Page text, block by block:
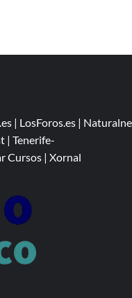
| LosForos.es |
| Tenerife-
Cursos | Xornal